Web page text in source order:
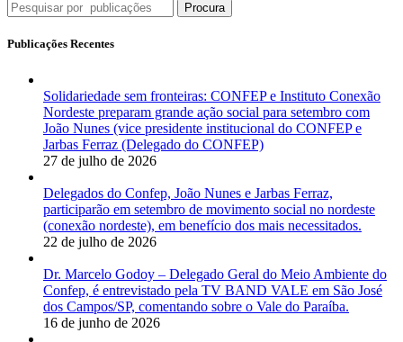
Procura
Publicações Recentes
Solidariedade sem fronteiras: CONFEP e Instituto Conexão
Nordeste preparam grande ação social para setembro com
João Nunes (vice presidente institucional do CONFEP e
Jarbas Ferraz (Delegado do CONFEP)
27 de julho de 2026
Delegados do Confep, João Nunes e Jarbas Ferraz,
participarão em setembro de movimento social no nordeste
(conexão nordeste), em benefício dos mais necessitados.
22 de julho de 2026
Dr. Marcelo Godoy – Delegado Geral do Meio Ambiente do
Confep, é entrevistado pela TV BAND VALE em São José
dos Campos/SP, comentando sobre o Vale do Paraíba.
16 de junho de 2026